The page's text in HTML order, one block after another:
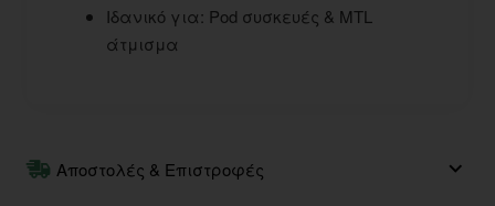
Ιδανικό για: Pod συσκευές & MTL
άτμισμα
Αποστολές & Επιστροφές